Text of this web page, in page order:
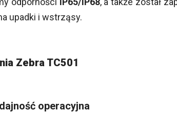
upadki i wstrząsy.
Zebra TC501
operacyjna